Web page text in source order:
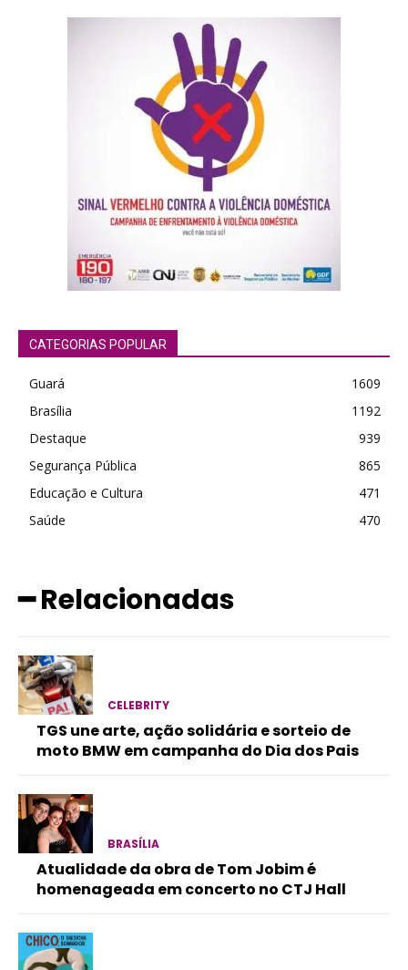
CATEGORIAS POPULAR
Guará
1609
Brasília
1192
Destaque
939
Segurança Pública
865
Educação e Cultura
471
Saúde
470
━ Relacionadas
CELEBRITY
TGS une arte, ação solidária e sorteio de
moto BMW em campanha do Dia dos Pais
BRASÍLIA
Atualidade da obra de Tom Jobim é
homenageada em concerto no CTJ Hall